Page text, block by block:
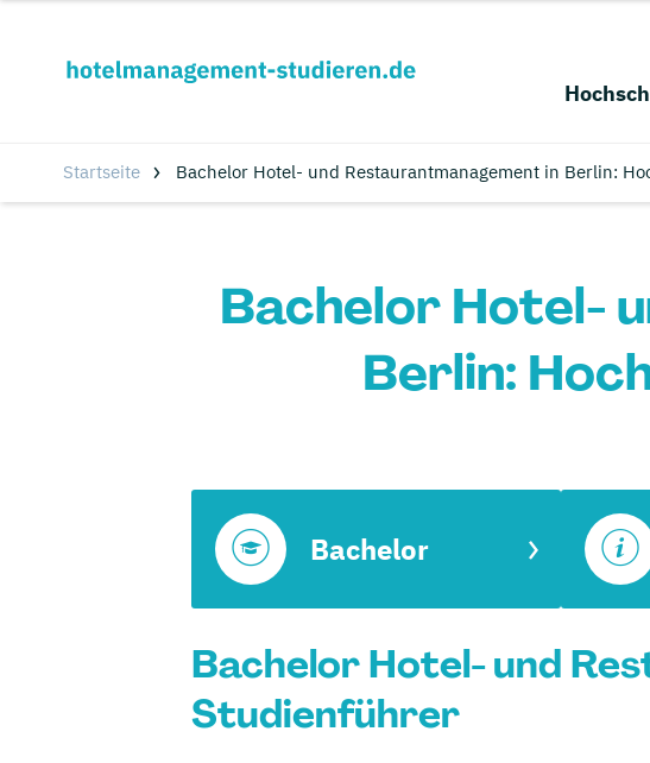
Startseite Bachelor Hotel- und Restaurantmanagement in Berlin:
Bachelor Hotel-
Berlin:
Bachelor
Bachelor Hotel- und
Studienführer